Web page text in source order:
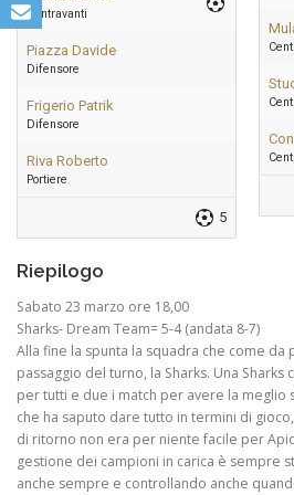
Centravanti
Piazza Davide
Difensore
Frigerio Patrik
Difensore
Riva Roberto
Portiere
5
Riepilogo
Sabato 23 marzo ore 18,00
Sharks- Dream Team= 5-4 (andata 8-7)
Alla fine la spunta la squadra che come
passaggio del turno, la Sharks. Una
per tutti e due i match per avere la meglio
che ha saputo dare tutto in termini di
di ritorno non era per niente facile per
gestione dei campioni in carica è sempre
anche sempre e controllando anche